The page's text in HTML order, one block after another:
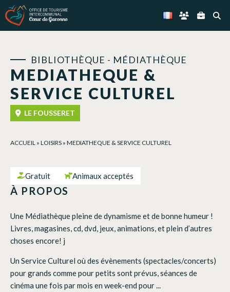
MEDIATHEQUE &
SERVICE CULTUREL
BIBLIOTHÈQUE - MÉDIATHÈQUE
LE FOUSSERET
ACCUEIL » LOISIRS » MEDIATHEQUE & SERVICE CULTUREL
Gratuit Animaux acceptés
À PROPOS
Une Médiathèque pleine de dynamisme et de bonne humeur !
Livres, magasines, cd, dvd, jeux, animations, et plein d’autres
choses encore! j
Un Service Culturel où des évènements (spectacles/concerts)
pour grands comme pour petits sont prévus, séances de
cinéma une fois par mois en week-end pour ...
Panneau de gestion des cookies